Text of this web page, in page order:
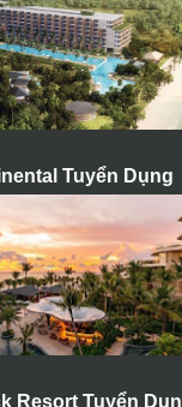
Tuyển Dụng
Resort Tuyển